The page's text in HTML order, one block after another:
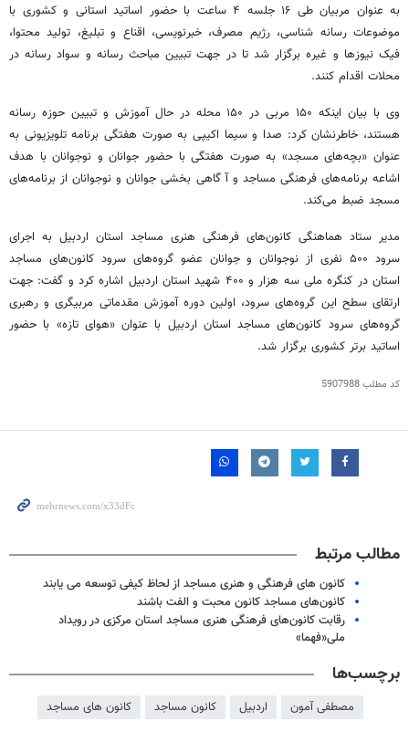
به عنوان مربیان طی ۱۶ جلسه ۴ ساعت با حضور اساتید استانی و کشوری با
موضوعات رسانه شناسی، رژیم مصرف، خبرنویسی، اقناع و تبلیغ، تولید محتوا،
فیکنیوزها و غیره برگزار شد تا در جهت تبیین مباحث رسانه و سواد رسانه در
محلات اقدام کنند.
وی با بیان اینکه ۱۵۰ مربی در ۱۵۰ محله در حال آموزش و تبیین حوزه رسانه
هستند، خاطرنشان کرد: صدا و سیما اکیپی به صورت هفتگی برنامه تلویزیونی به
عنوان «بچه‌های مسجد» به صورت هفتگیبا حضور جوانان و نوجوانان با هدف
اشاعه برنامه‌های فرهنگی مساجد وآگاهی بخشی جوانان و نوجوانان از برنامه‌های
مسجد ضبط می‌کند.
مدیر ستاد هماهنگی کانون‌های فرهنگی هنری مساجد استان اردبیل به اجرای
سرود ۵۰۰ نفری از نوجوانان و جوانان عضو گروه‌های سرود کانون‌های مساجد
استان در کنگره ملی سه هزار و ۴۰۰ شهید استان اردبیل اشاره کرد و گفت: جهت
ارتقای سطح این گروه‌های سرود، اولین دوره آموزش مقدماتی مربیگری و رهبری
گروه‌های سرود کانون‌های مساجد استان اردبیل با عنوان «هوای تازه» با حضور
اساتید برتر کشوری برگزار شد.
کد مطلب5907988
مطالب مرتبط
کانون های فرهنگی و هنری مساجد از لحاظ کیفی توسعه می یابند
کانون‌های مساجد کانون محبت و الفت باشند
رقابت کانون‌های فرهنگی هنری مساجد استان مرکزی در رویداد
ملی«فهما»
برچسب‌ها
مصطفی آمون اردبیل کانون مساجد کانون های مساجد